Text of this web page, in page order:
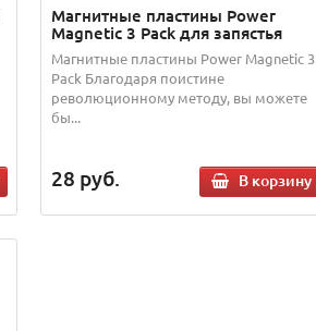
Магнитные пластины Power
Magnetic 3 Pack для запястья
Магнитные пластины Power Magnetic 3
Pack Благодаря поистине
революционному методу, вы можете
бы...
28 руб. В корзину